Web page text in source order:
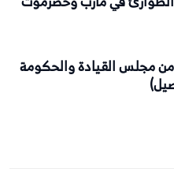
مجلس القيادة والحكومة